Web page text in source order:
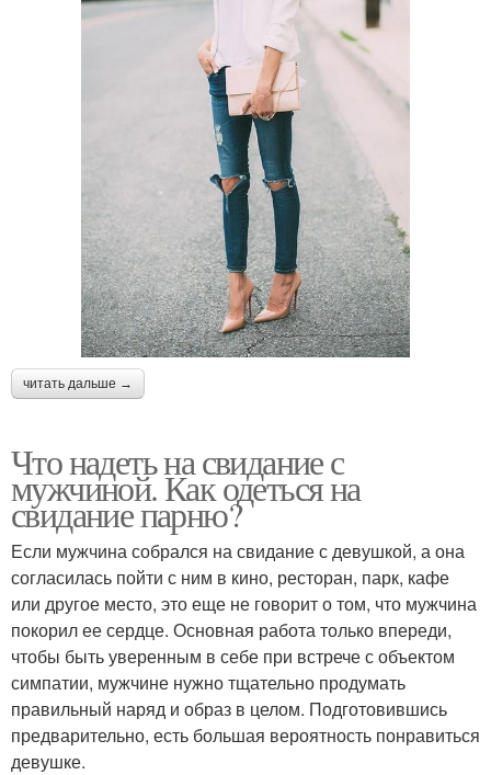
читать дальше →
Что надеть на свидание с
мужчиной. Как одеться на
свидание парню?
Если мужчина собрался на свидание с девушкой, а она
согласилась пойти с ним в кино, ресторан, парк, кафе
или другое место, это еще не говорит о том, что мужчина
покорил ее сердце. Основная работа только впереди,
чтобы быть уверенным в себе при встрече с объектом
симпатии, мужчине нужно тщательно продумать
правильный наряд и образ в целом. Подготовившись
предварительно, есть большая вероятность понравиться
девушке.